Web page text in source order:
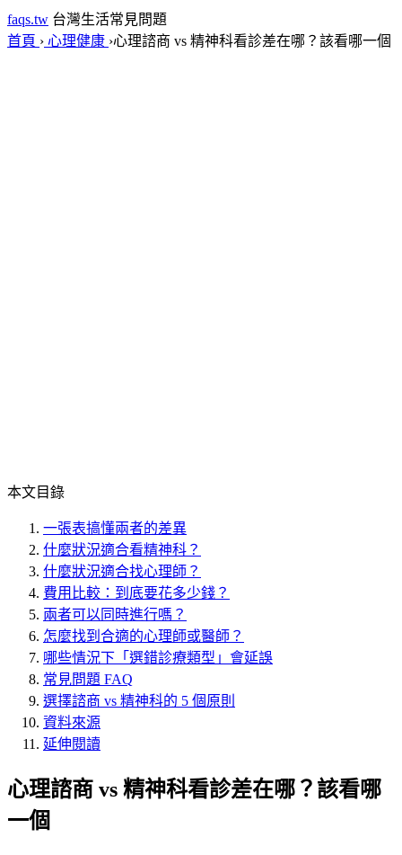
faqs.tw 台灣生活常見問題
首頁 › 心理健康 ›心理諮商 vs 精神科看診差在哪？該看哪一個
本文目錄
一張表搞懂兩者的差異
什麼狀況適合看精神科？
什麼狀況適合找心理師？
費用比較：到底要花多少錢？
兩者可以同時進行嗎？
怎麼找到合適的心理師或醫師？
哪些情況下「選錯診療類型」會延誤
常見問題 FAQ
選擇諮商 vs 精神科的 5 個原則
資料來源
延伸閱讀
心理諮商 vs 精神科看診差在哪？該看哪
一個